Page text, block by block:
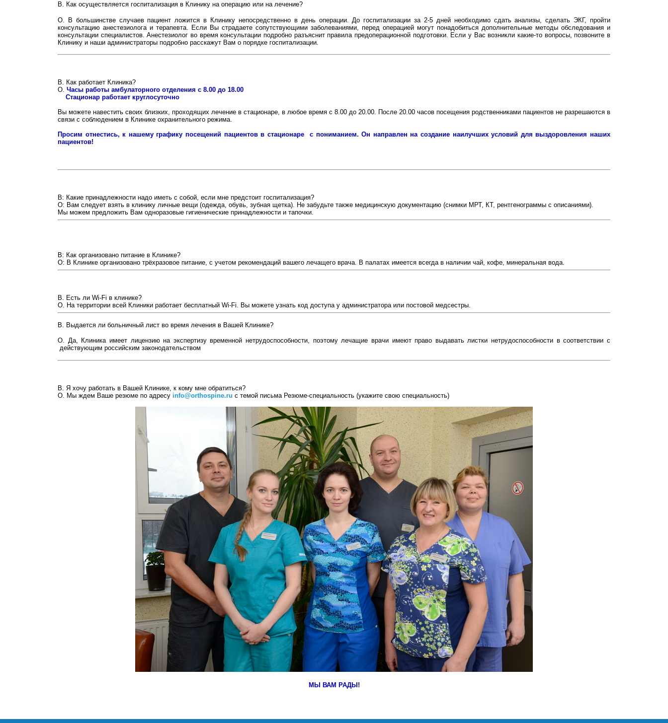
В. Как осуществляется госпитализация в Клинику на операцию или на лечение?
О. В большинстве случаев пациент ложится в Клинику непосредственно в день операции. До госпитализации за 2-5 дней необходимо сдать анализы, сделать ЭКГ, пройти
консультацию анестезиолога и терапевта. Если Вы страдаете сопутствующими заболеваниями, перед операцией могут понадобиться дополнительные методы обследования и
консультации специалистов. Анестезиолог во время консультации подробно разъяснит правила предоперационной подготовки. Если у Вас возникли какие-то вопросы, позвоните в
Клинику и наши администраторы подробно расскажут Вам о порядке госпитализации.
В. Как работает Клиника?
O. Часы работы амбулаторного отделения с 8.00 до 18.00
Стационар работает круглосуточно
Вы можете навестить своих близких, проходящих лечение в стационаре, в любое время с 8.00 до 20.00. После 20.00 часов посещения родственниками пациентов не разрешаются в
связи с соблюдением в Клинике охранительного режима.
Просим отнестись, к нашему графику посещений пациентов в стационаре с пониманием. Он направлен на создание наилучших условий для выздоровления наших
пациентов!
В: Какие принадлежности надо иметь с собой, если мне предстоит госпитализация?
О: Вам следует взять в клинику личные вещи (одежда, обувь, зубная щетка). Не забудьте также медицинскую документацию (снимки МРТ, КТ, рентгенограммы с описаниями).
Мы можем предложить Вам одноразовые гигиенические принадлежности и тапочки.
В: Как организовано питание в Клинике?
О: В Клинике организовано трёхразовое питание, с учетом рекомендаций вашего лечащего врача. В палатах имеется всегда в наличии чай, кофе, минеральная вода.
В. Есть ли Wi-Fi в клинике?
О. На территории всей Клиники работает бесплатный Wi-Fi. Вы можете узнать код доступа у администратора или постовой медсестры.
В. Выдается ли больничный лист во время лечения в Вашей Клинике?
О. Да, Клиника имеет лицензию на экспертизу временной нетрудоспособности, поэтому лечащие врачи имеют право выдавать листки нетрудоспособности в соответствии с
действующим российским законодательством
В. Я хочу работать в Вашей Клинике, к кому мне обратиться?
О. Мы ждем Ваше резюме по адресу info@orthospine.ru с темой письма Резюме-специальность (укажите свою специальность)
МЫ ВАМ РАДЫ!